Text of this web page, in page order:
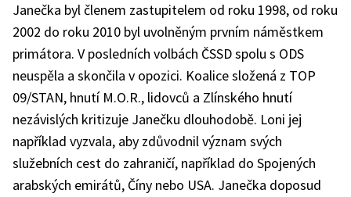
Janečka byl členem zastupitelem od roku 1998, od roku
2002 do roku 2010 byl uvolněným prvním náměstkem
primátora. V posledních volbách ČSSD spolu s ODS
neuspěla a skončila v opozici. Koalice složená z TOP
09/STAN, hnutí M.O.R., lidovců a Zlínského hnutí
nezávislých kritizuje Janečku dlouhodobě. Loni jej
například vyzvala, aby zdůvodnil význam svých
služebních cest do zahraničí, například do Spojených
arabských emirátů, Číny nebo USA. Janečka doposud